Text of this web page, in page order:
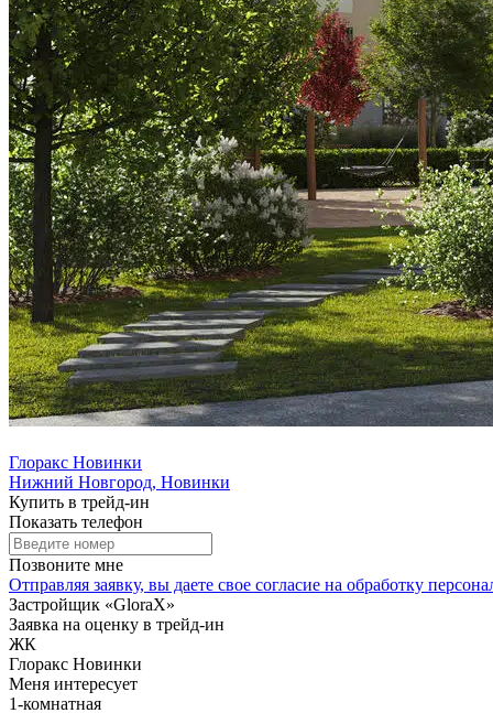
Глоракс Новинки
Нижний Новгород, Новинки
Купить в трейд-ин
Показать телефон
Позвоните мне
Отправляя заявку, вы даете свое согласие на обработку
Застройщик «GloraX»
Заявка на оценку в трейд-ин
ЖК
Глоракс Новинки
Меня интересует
1-комнатная